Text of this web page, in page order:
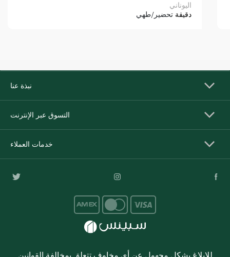
اليوناني
دقيقة تحضير/طهي
نبذة عنا
التسوق عبر الإنترنت
خدمات العملاء
للإبلاغ بشكل مجهول عن أي مخاوف تتعلق بمخالفة القوانين